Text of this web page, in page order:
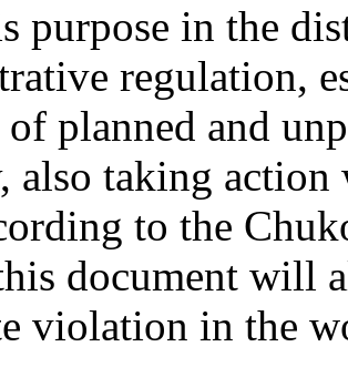
purpose in the
regulation,
planned and
also taking action
to the
document will
violation in the